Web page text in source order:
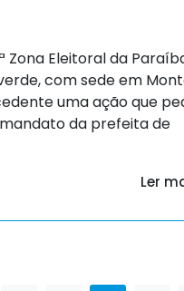
Zona Eleitoral da
com sede em
uma ação que
da prefeita de
Ler